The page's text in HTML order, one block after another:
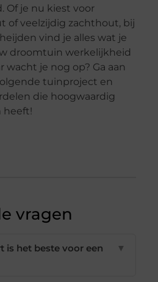
Of je nu kiest voor
of veelzijdig zachthout, bij
vind je alles wat je
droomtuin werkelijkheid
wacht je nog op? Ga aan
tuinproject en
die hoogwaardig
heeft!
vragen
is het beste voor een
▼